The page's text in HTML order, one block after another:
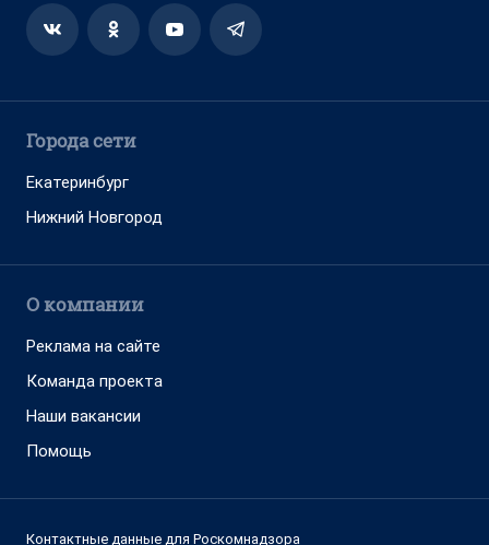
Города сети
Екатеринбург
Нижний Новгород
О компании
Реклама на сайте
Команда проекта
Наши вакансии
Помощь
Контактные данные для Роскомнадзора